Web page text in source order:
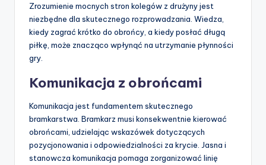
Zrozumienie mocnych stron kolegów z drużyny jest
niezbędne dla skutecznego rozprowadzania. Wiedza,
kiedy zagrać krótko do obrońcy, a kiedy posłać długą
piłkę, może znacząco wpłynąć na utrzymanie płynności
gry.
Komunikacja z obrońcami
Komunikacja jest fundamentem skutecznego
bramkarstwa. Bramkarz musi konsekwentnie kierować
obrońcami, udzielając wskazówek dotyczących
pozycjonowania i odpowiedzialności za krycie. Jasna i
stanowcza komunikacja pomaga zorganizować linię